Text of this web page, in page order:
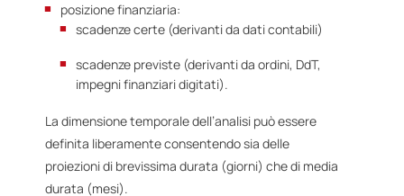
posizione finanziaria:
scadenze certe (derivanti da dati contabili)
scadenze previste (derivanti da ordini, DdT,
impegni finanziari digitati).
La dimensione temporale dell’analisi può essere
definita liberamente consentendo sia delle
proiezioni di brevissima durata (giorni) che di media
durata (mesi).